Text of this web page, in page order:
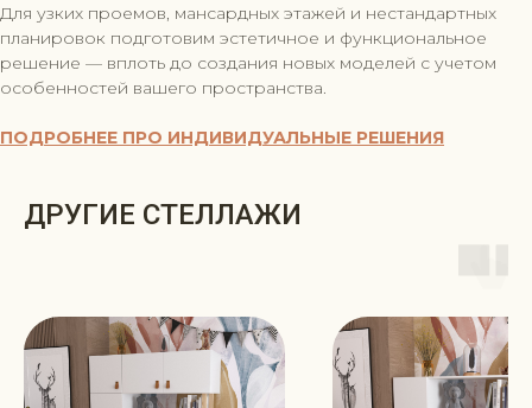
Для узких проемов, мансардных этажей и нестандартных
планировок подготовим эстетичное и функциональное
решение — вплоть до создания новых моделей с учетом
особенностей вашего пространства.
ПОДРОБНЕЕ ПРО ИНДИВИДУАЛЬНЫЕ РЕШЕНИЯ
ДРУГИЕ СТЕЛЛАЖИ